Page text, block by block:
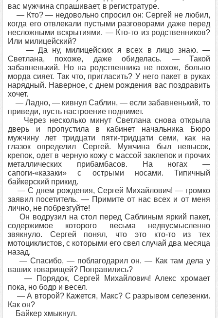
вас мужчина спрашивает, в регистратуре.
— Кто? — недовольно спросил он: Сергей не любил,
когда его отвлекали пустыми разговорами даже перед
несложными вскрытиями. — Кто-то из родственников?
Или милицейский?
— Да ну, милицейских я всех в лицо знаю. —
Светлана, похоже, даже обиделась. — Такой
забавненький. Но на родственника не похож, больно
морда сияет. Так что, пригласить? У него пакет в руках
нарядный. Наверное, с днем рождения вас поздравить
хочет.
— Ладно, — кивнул Саблин, — если забавненький, то
приведи, пусть настроение поднимет.
Через несколько минут Светлана снова открыла
дверь и пропустила в кабинет начальника Бюро
мужчину лет тридцати пяти-тридцати семи, как на
глазок определил Сергей. Мужчина был невысок,
крепок, одет в черную кожу с массой заклепок и прочих
металлических прибамбасов. На ногах —
сапоги-«казаки» с острыми носами. Типичный
байкерский прикид.
— С днем рождения, Сергей Михайлович! — громко
заявил посетитель. — Примите от нас всех и от меня
лично, не побрезгуйте!
Он водрузил на стол перед Саблиным яркий пакет,
содержимое которого весьма недвусмысленно
звякнуло. Сергей понял, что это кто-то из тех
мотоциклистов, с которыми его свел случай два месяца
назад.
— Спасибо, — поблагодарил он. — Как там дела у
ваших товарищей? Поправились?
— Порядок, Сергей Михайлович! Алекс хромает
пока, но бодр и весел.
— А второй? Кажется, Макс? С разрывом селезенки.
Как он?
Байкер хмыкнул.